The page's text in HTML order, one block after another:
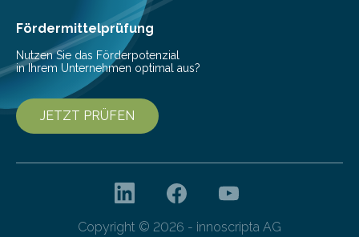
Ernährung zu sichern. Ohne sie besteht die weltweite
Gefahr erheblicher…
Fördermittelprüfung
Nutzen Sie das Förderpotenzial
in Ihrem Unternehmen optimal aus?
JETZT PRÜFEN
Copyright © 2026 - innoscripta AG